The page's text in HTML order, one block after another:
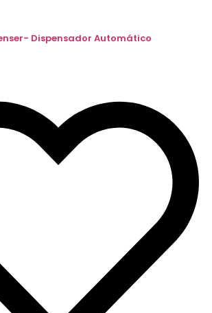
Dispensador Automático